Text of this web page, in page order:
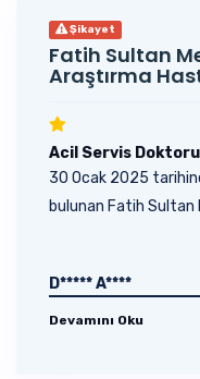
Şikayet
Fatih Sultan
Araştırma
Acil Servis
30 Ocak 2025
bulunan Fatih Sultan
D***** A****
Devamını Oku